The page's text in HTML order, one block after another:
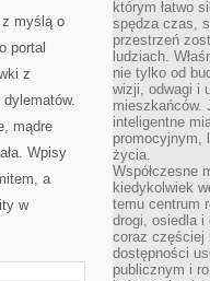
myślą o
portal
z
mądre
Wpisy
a
w
którym łatwo
spędza czas,
przestrzeń
ludziach.
nie tylko od
wizji, odwagi i
mieszkańców.
inteligentne
promocyjnym,
życia.
Współczesne
kiedykolwiek
temu centrum
drogi, osiedla i
coraz częściej
dostępności
publicznym i